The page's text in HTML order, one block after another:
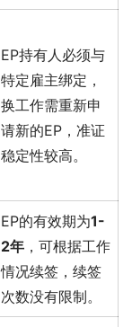
EP持有人必须与
特定雇主绑定，
换工作需重新申
请新的EP，准证
稳定性较高。
EP的有效期为1-
2年 ，可根据工作
情况续签，续签
次数没有限制。